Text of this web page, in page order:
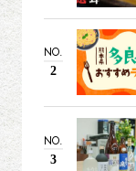
NO.
2
NO.
3